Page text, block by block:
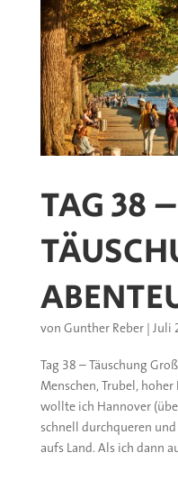
TAG 38 –
von Gunther Reber| Juli
Tag 38 – Täuschung
Menschen, Trubel,
wollte ich Hannover
schnell durchqueren
aufs Land. Als ich dann